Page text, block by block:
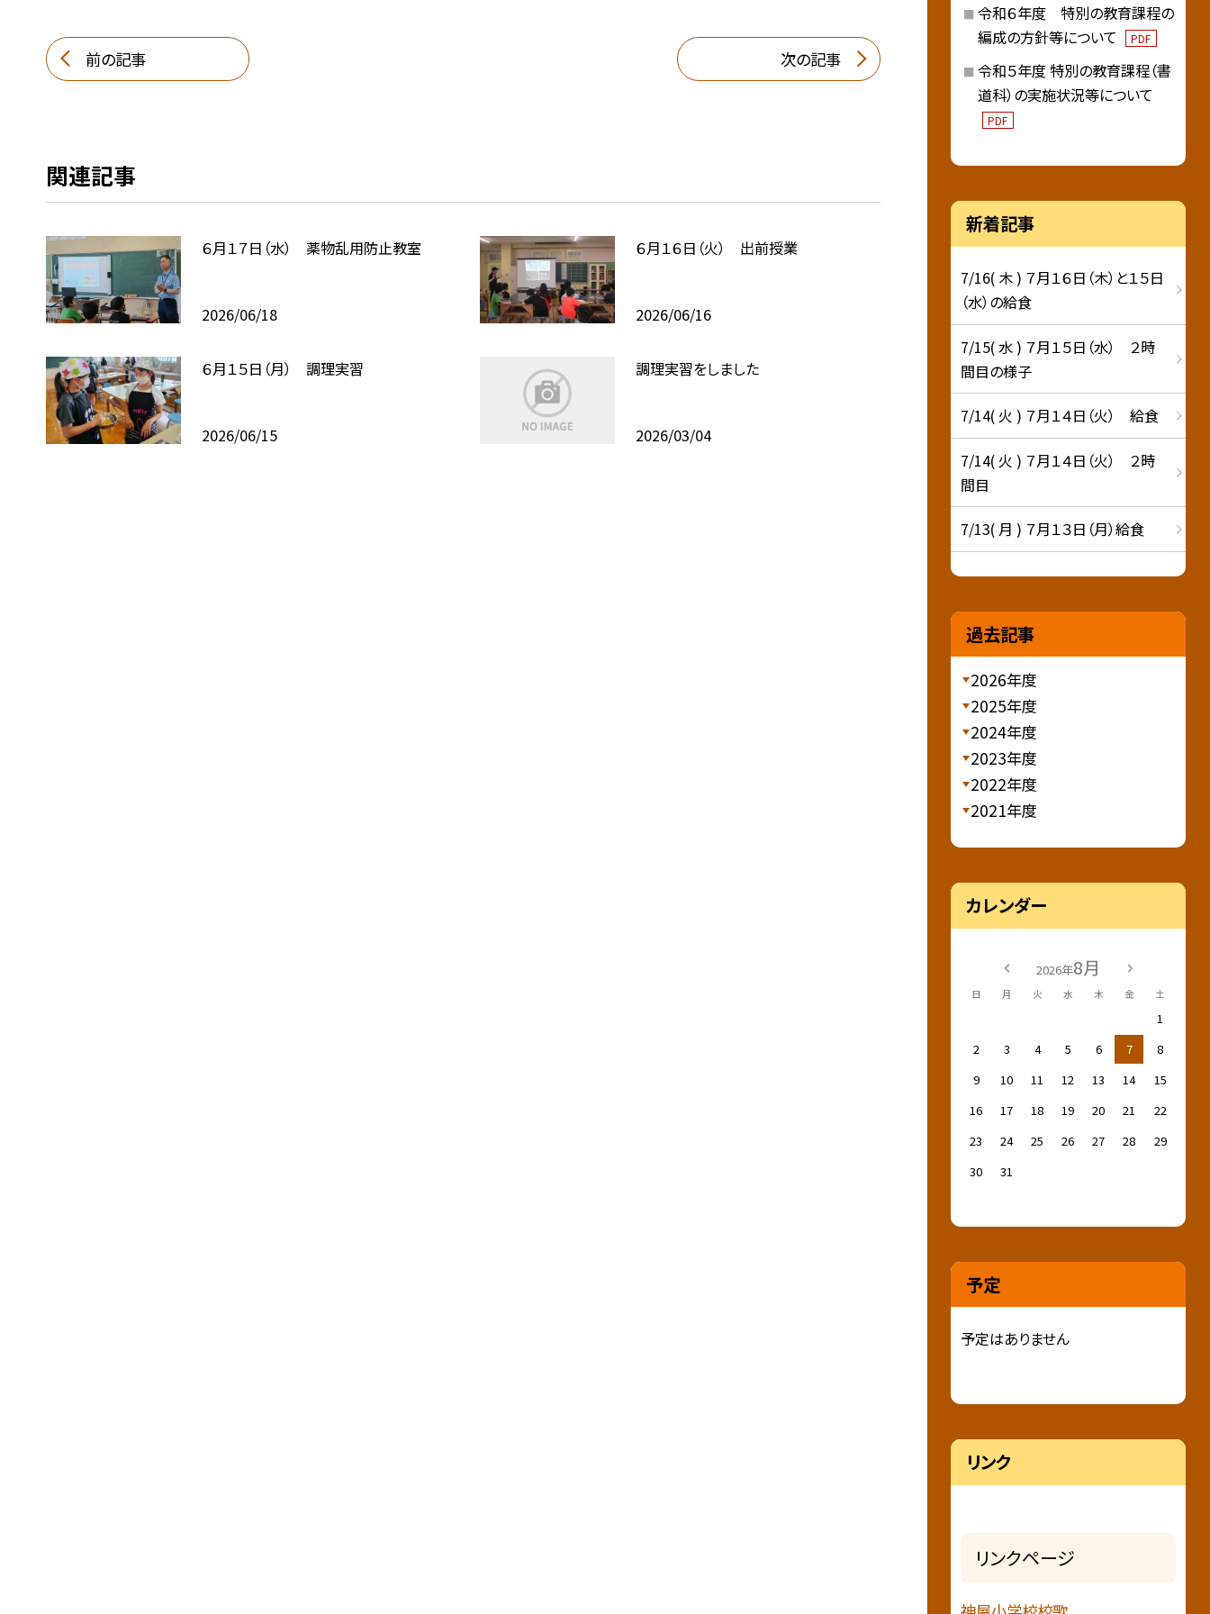
前の記事 次の記事
関連記事
６月１７日（水） 薬物乱用防止教室
2026/06/18
６月１６日（火） 出前授業
2026/06/16
６月１５日（月） 調理実習
2026/06/15
調理実習をしました
2026/03/04
令和６年度 特別の教育課程の
編成の方針等について
PDF
令和５年度 特別の教育課程（書
道科）の実施状況等について
PDF
新着記事
7/16( 木 ) ７月１６日（木）と１５日
（水）の給食
7/15( 水 ) ７月１５日（水） ２時
間目の様子
7/14( 火 ) ７月１４日（火） 給食
7/14( 火 ) ７月１４日（火） ２時
間目
7/13( 月 ) ７月１３日（月）給食
過去記事
2026年度
2025年度
2024年度
2023年度
2022年度
2021年度
カレンダー
2026年8月
日 月 火 水 木 金 土
1
2
3 4 5 6 7
8
9
10 11 12 13 14
15
16
17 18 19 20 21
22
23
24 25 26 27 28
29
30
31
予定
予定はありません
リンク
リンクページ